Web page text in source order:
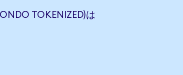
TOKENIZED)は